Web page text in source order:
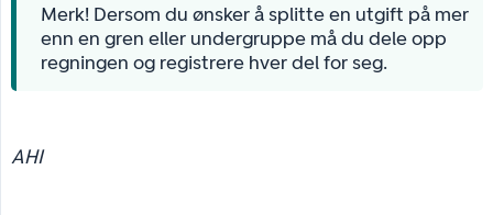
Merk! Dersom du ønsker å splitte en utgift på mer
enn en gren eller undergruppe må du dele opp
regningen og registrere hver del for seg.
AHI